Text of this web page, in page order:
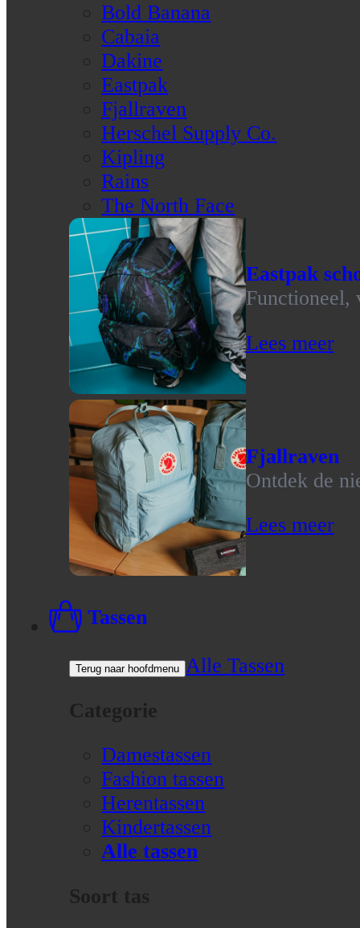
Bold Banana
Cabaia
Dakine
Eastpak
Fjallraven
Herschel Supply Co.
Kipling
Rains
The North Face
Eastpak
Functioneel,
Lees meer
Fjallraven
Ontdek de
Lees meer
Tassen
Terug naar hoofdmenu Alle Tassen
Categorie
Damestassen
Fashion tassen
Herentassen
Kindertassen
Alle tassen
Soort tas